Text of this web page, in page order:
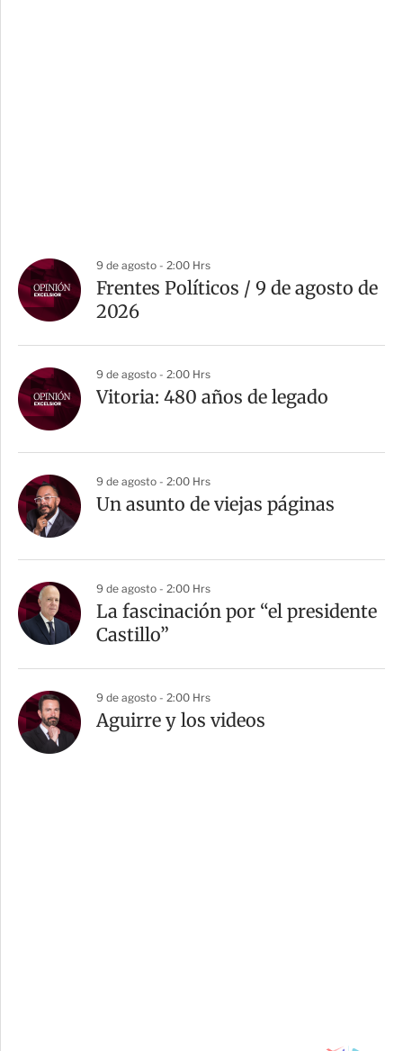
9 de agosto - 2:00 Hrs
Frentes Políticos / 9 de agosto de
2026
9 de agosto - 2:00 Hrs
Vitoria: 480 años de legado
9 de agosto - 2:00 Hrs
Un asunto de viejas páginas
9 de agosto - 2:00 Hrs
La fascinación por “el presidente
Castillo”
9 de agosto - 2:00 Hrs
Aguirre y los videos